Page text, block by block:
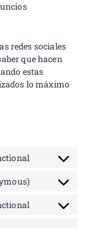
redes sociales
que hacen
estas
lo máximo